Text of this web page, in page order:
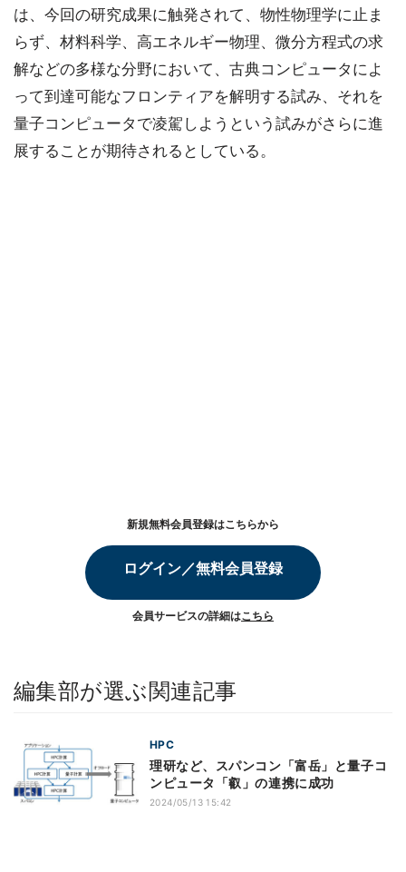
は、今回の研究成果に触発されて、物性物理学に止ま
らず、材料科学、高エネルギー物理、微分方程式の求
解などの多様な分野において、古典コンピュータによ
って到達可能なフロンティアを解明する試み、それを
量子コンピュータで凌駕しようという試みがさらに進
展することが期待されるとしている。
新規無料会員登録はこちらから
ログイン／無料会員登録
会員サービスの詳細はこちら
編集部が選ぶ関連記事
HPC
理研など、スパンコン「富岳」と量子コ
ンピュータ「叡」の連携に成功
2024/05/13 15:42